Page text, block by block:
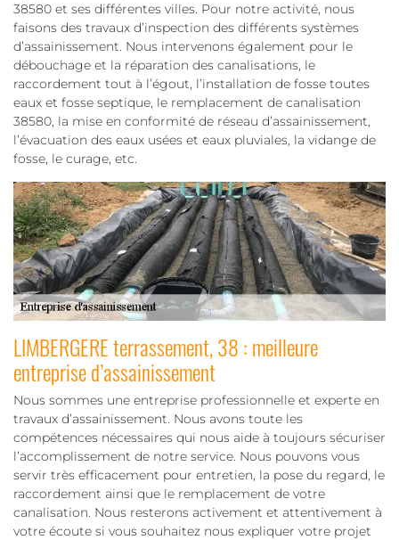
38580 et ses différentes villes. Pour notre activité, nous
faisons des travaux d’inspection des différents systèmes
d’assainissement. Nous intervenons également pour le
débouchage et la réparation des canalisations, le
raccordement tout à l’égout, l’installation de fosse toutes
eaux et fosse septique, le remplacement de canalisation
38580, la mise en conformité de réseau d’assainissement,
l’évacuation des eaux usées et eaux pluviales, la vidange de
fosse, le curage, etc.
LIMBERGERE terrassement, 38 : meilleure
entreprise d’assainissement
Nous sommes une entreprise professionnelle et experte en
travaux d’assainissement. Nous avons toute les
compétences nécessaires qui nous aide à toujours sécuriser
l’accomplissement de notre service. Nous pouvons vous
servir très efficacement pour entretien, la pose du regard, le
raccordement ainsi que le remplacement de votre
canalisation. Nous resterons activement et attentivement à
votre écoute si vous souhaitez nous expliquer votre projet